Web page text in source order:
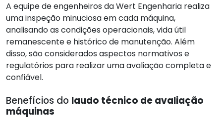
A equipe de engenheiros da Wert Engenharia realiza
uma inspeção minuciosa em cada máquina,
analisando as condições operacionais, vida útil
remanescente e histórico de manutenção. Além
disso, são considerados aspectos normativos e
regulatórios para realizar uma avaliação completa e
confiável.
Benefícios do laudo técnico de avaliação
máquinas